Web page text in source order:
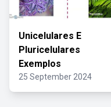
Unicelulares E
Pluricelulares
Exemplos
25 September 2024